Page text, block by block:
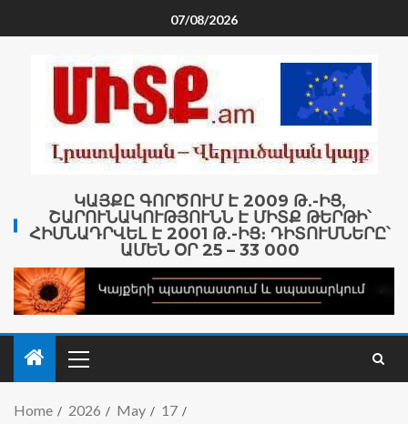
07/08/2026
ԿԱՅՔԸ ԳՈՐԾՈՒՄ Է 2009 Թ․-ԻՑ,
ՇԱՐՈՒՆԱԿՈՒԹՅՈՒՆՆ Է ՄԻՏՔ ԹԵՐԹԻ՝
ՀԻՄՆԱԴՐՎԵԼ Է 2001 Թ․-ԻՑ։ ԴԻՏՈՒՄՆԵՐԸ՝
ԱՄԵՆ ՕՐ 25 – 33 000
Home 2026 May
17